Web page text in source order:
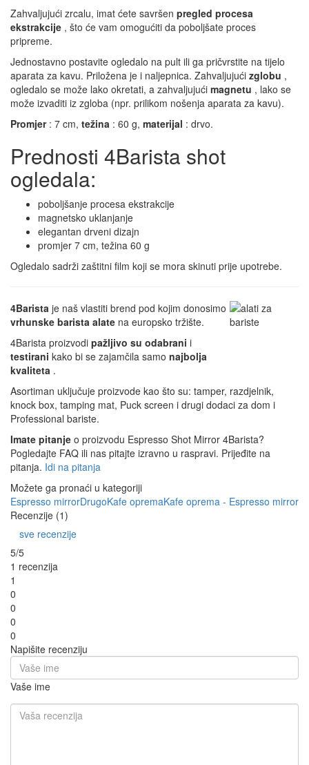
Zahvaljujući zrcalu, imat ćete savršen pregled procesa
ekstrakcije , što će vam omogućiti da poboljšate proces
pripreme.
Jednostavno postavite ogledalo na pult ili ga pričvrstite na tijelo
aparata za kavu. Priložena je i naljepnica. Zahvaljujući zglobu ,
ogledalo se može lako okretati, a zahvaljujući magnetu , lako se
može izvaditi iz zgloba (npr. prilikom nošenja aparata za kavu).
Promjer: 7 cm, težina : 60 g, materijal : drvo.
Prednosti 4Barista shot
ogledala:
poboljšanje procesa ekstrakcije
magnetsko uklanjanje
elegantan drveni dizajn
promjer 7 cm, težina 60 g
Ogledalo sadrži zaštitni film koji se mora skinuti prije upotrebe.
4Barista je naš vlastiti brend pod kojim donosimo
vrhunske barista alate na europsko tržište.
4Barista proizvodi pažljivo su odabrani i
testirani kako bi se zajamčila samo najbolja
kvaliteta .
Asortiman uključuje proizvode kao što su: tamper, razdjelnik,
knock box, tamping mat, Puck screen i drugi dodaci za dom i
Professional bariste.
Imate pitanje o proizvodu Espresso Shot Mirror 4Barista?
Pogledajte FAQ ili nas pitajte izravno u raspravi. Prijeđite na
pitanja. Idi na pitanja
Možete ga pronaći u kategoriji
Espresso mirrorDrugoKafe opremaKafe oprema - Espresso mirror
Recenzije (1)
sve recenzije
5/5
1 recenzija
1
0
0
0
0
Napišite recenziju
Vaše ime